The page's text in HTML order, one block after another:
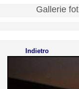
Gallerie
Indietro